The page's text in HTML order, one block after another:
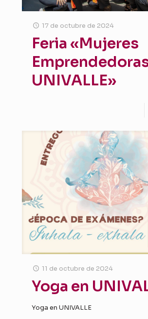
17 de octubre de 2024
Feria «Mujeres
UNIVALLE»
11 de octubre de 2024
Yoga en
Yoga en UNIVALLE